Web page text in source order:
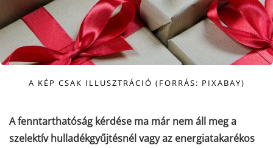
A KÉP CSAK ILLUSZTRÁCIÓ (FORRÁS: PIXABAY)
A fenntarthatóság kérdése ma már nem áll meg a
szelektív hulladékgyűjtésnél vagy az energiatakarékos